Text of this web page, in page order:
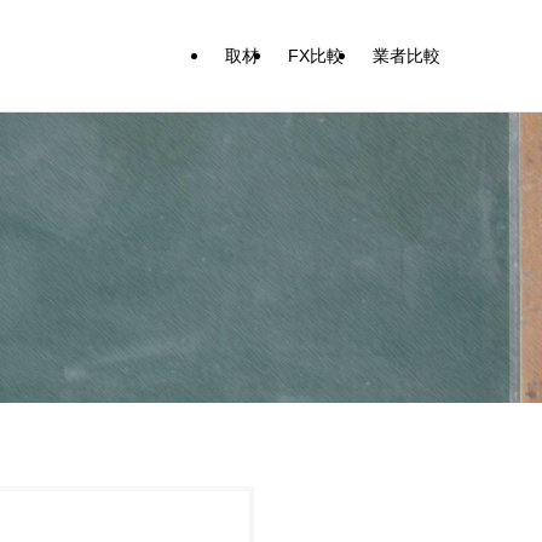
取材 FX比較 業者比較